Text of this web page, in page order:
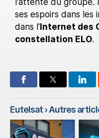
ses espoirs dans les
dans l'Internet des
constellation ELO.
Eutelsat› Autres